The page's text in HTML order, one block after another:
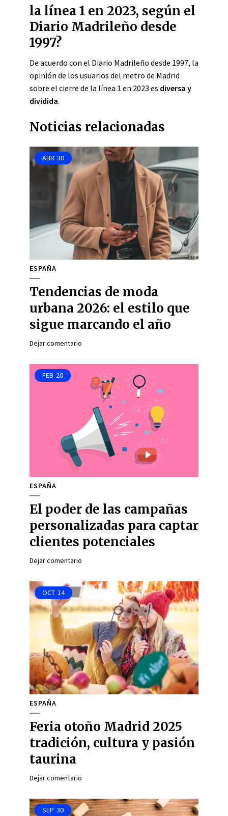
la línea 1 en 2023, según el
Diario Madrileño desde
1997?
De acuerdo con el Diario Madrileño desde 1997, la
opinión de los usuarios del metro de Madrid
sobre el cierre de la línea 1 en 2023 es diversa y
dividida.
Noticias relacionadas
ABR 30
ESPAÑA
Tendencias de moda
urbana 2026: el estilo que
sigue marcando el año
Dejar comentario
FEB 20
ESPAÑA
El poder de las campañas
personalizadas para captar
clientes potenciales
Dejar comentario
OCT 14
ESPAÑA
Feria otoño Madrid 2025
tradición, cultura y pasión
taurina
Dejar comentario
SEP 30